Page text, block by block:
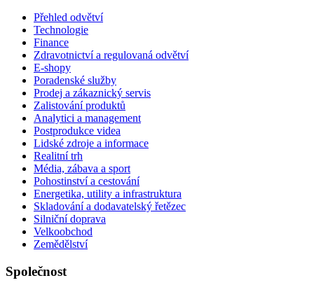
Přehled odvětví
Technologie
Finance
Zdravotnictví a regulovaná odvětví
E-shopy
Poradenské služby
Prodej a zákaznický servis
Zalistování produktů
Analytici a management
Postprodukce videa
Lidské zdroje a informace
Realitní trh
Média, zábava a sport
Pohostinství a cestování
Energetika, utility a infrastruktura
Skladování a dodavatelský řetězec
Silniční doprava
Velkoobchod
Zemědělství
Společnost